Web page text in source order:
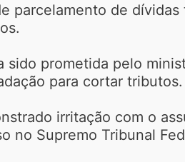
parcelamento de
prometida pelo
para cortar tributos.
irritação com o
Supremo Tribunal